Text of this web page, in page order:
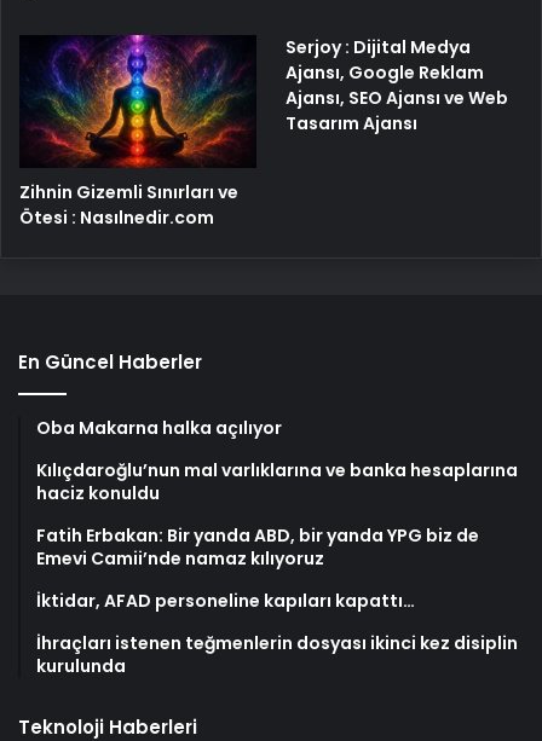
Zihnin Gizemli Sınırları ve
Ötesi : Nasılnedir.com
Serjoy : Dijital Medya
Ajansı, Google Reklam
Ajansı, SEO Ajansı ve Web
Tasarım Ajansı
En Güncel Haberler
Oba Makarna halka açılıyor
Kılıçdaroğlu’nun mal varlıklarına ve banka hesaplarına
haciz konuldu
Fatih Erbakan: Bir yanda ABD, bir yanda YPG biz de
Emevi Camii’nde namaz kılıyoruz
İktidar, AFAD personeline kapıları kapattı…
İhraçları istenen teğmenlerin dosyası ikinci kez disiplin
kurulunda
Teknoloji Haberleri